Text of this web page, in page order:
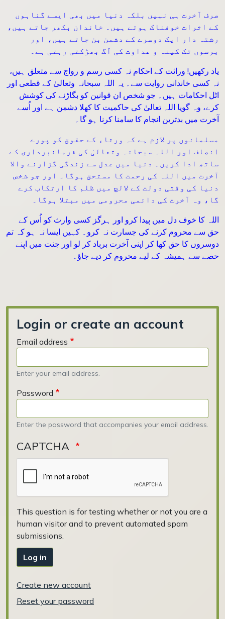
صرف آخرت ہی نہیں بلکہ دنیا میں بھی ایسے گناہوں
کے اثرات خوفناک ہوتے ہیں۔ خاندان بکھر جاتے ہیں،
رشتہ دار ایک دوسرے کے دشمن بن جاتے ہیں، اور
برسوں تک کینہ و عداوت کی آگ بھڑکتی رہتی ہے۔
یاد رکھیں! وراثت کے احکام نہ کسی رسم و رواج سے متعلق ہیں،
نہ کسی خاندانی روایت سے۔ یہ اللہ سبحانہ وتعالیٰ کے قطعی اور
اٹل احکامات ہیں۔ جو شخص ان قوانین کو بگاڑنے کی کوشش
کرے، وہ گویا اللہ تعالیٰ کی حاکمیت کا کھلا دشمن ہے اور اُسے
آخرت میں بدترین انجام کا سامنا کرنا ہو گا۔
مسلمانوں پر لازم ہے کہ ورثاء کے حقوق کو پورے
انصاف اور اللہ سبحانہ وتعالیٰ کی فرمانبرداری کے
ساتھ ادا کریں۔ دنیا میں عدل سے زندگی گزارنے والا
آخرت میں اللہ کی رحمت کا مستحق ہوگا۔ اور جو شخص
دنیا کی وقتی دولت کے لالچ میں ظلم کا ارتکاب کرے
گا، وہ آخرت کی دائمی محرومی میں مبتلا ہوگا۔
اللہ کا خوف دل میں پیدا کرو اور ہرگز کسی وارث کو اُس کے
حق سے محروم کرنے کی جسارت نہ کرو۔ کہیں ایسا نہ ہو کہ تم
دوسروں کا حق کھا کر اپنی آخرت برباد کر لو اور جنت میں اپنے
حصے سے ہمیشہ کے لیے محروم کر دیے جاؤ۔
Login or create an account
Email address
Enter your email address.
Password
Enter the password that accompanies your email address.
CAPTCHA
This question is for testing whether or not you are a
human visitor and to prevent automated spam
submissions.
Log in
Create new account
Reset your password